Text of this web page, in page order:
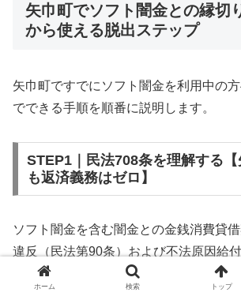
矢巾町でソフト闇金との縁切
から使える脱出ステップ
矢巾町ですでにソフト闇金を利用中の
でできる手順を順番に説明します。
STEP1｜民法708条を理解する
も返済義務はゼロ】
ソフト闇金を含む闇金との金銭消費貸
違反（民法第90条）および不法原因給
に該当するため、法的には無効です。
ホーム 検索 トップ